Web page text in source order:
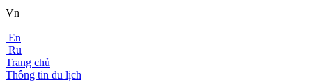
Vn
En
Ru
Trang chủ
Thông tin du lịch